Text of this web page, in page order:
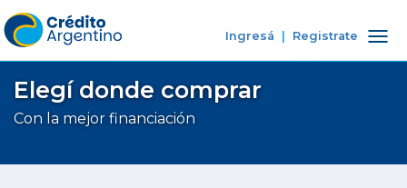
Ingresá Registrate
Elegí donde comprar
Con la mejor financiación